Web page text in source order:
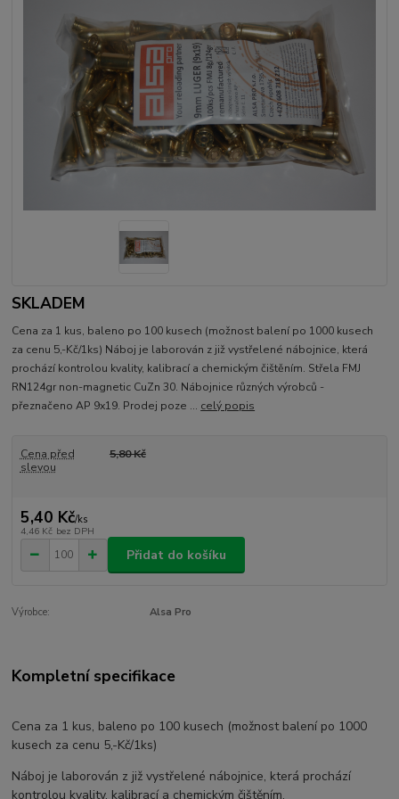
SKLADEM
Cena za 1 kus, baleno po 100 kusech (možnost balení po 1000 kusech
za cenu 5,-Kč/1ks) Náboj je laborován z již vystřelené nábojnice, která
prochází kontrolou kvality, kalibrací a chemickým čištěním. Střela FMJ
RN124gr non-magnetic CuZn 30. Nábojnice různých výrobců -
přeznačeno AP 9x19. Prodej poze ... celý popis
Cena před
slevou
5,80 Kč
5,40 Kč/ks
4,46 Kč bez DPH
Přidat do košíku
Výrobce: Alsa Pro
Kompletní specifikace
Cena za 1 kus, baleno po 100 kusech (možnost balení po 1000
kusech za cenu 5,-Kč/1ks)
Náboj je laborován z již vystřelené nábojnice, která prochází
kontrolou kvality, kalibrací a chemickým čištěním.